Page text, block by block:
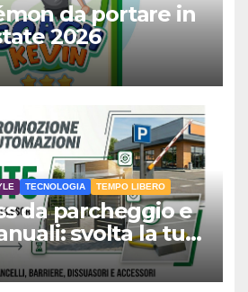
da portare in
2026
TECNOLOGIA TEMPO LIBERO
da parcheggio e
svolta la tua
risparmia subito il